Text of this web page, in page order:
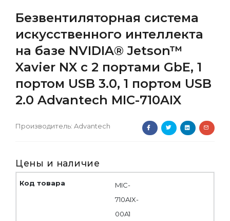
Безвентиляторная система
искусственного интеллекта
на базе NVIDIA® Jetson™
Xavier NX с 2 портами GbE, 1
портом USB 3.0, 1 портом USB
2.0 Advantech MIC-710AIX
Производитель: Advantech
Цены и наличие
MIC-
710AIX-
00A1